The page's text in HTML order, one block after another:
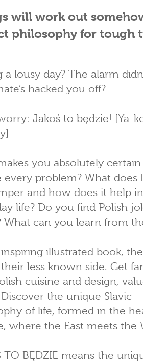
will work out
philosophy for tough
a lousy day? The alarm
hacked you off?
Jakoś to będzie! [Ya-
you absolutely
every problem? What does
and how does it help in
life? Do you find Polish
What can you learn from
illustrated book,
less known side. Get
cuisine and design,
the unique Slavic
of life, formed in the
where the East meets the
TO BĘDZIE means the